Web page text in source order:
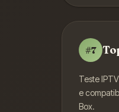
#7
Teste
e
Box.